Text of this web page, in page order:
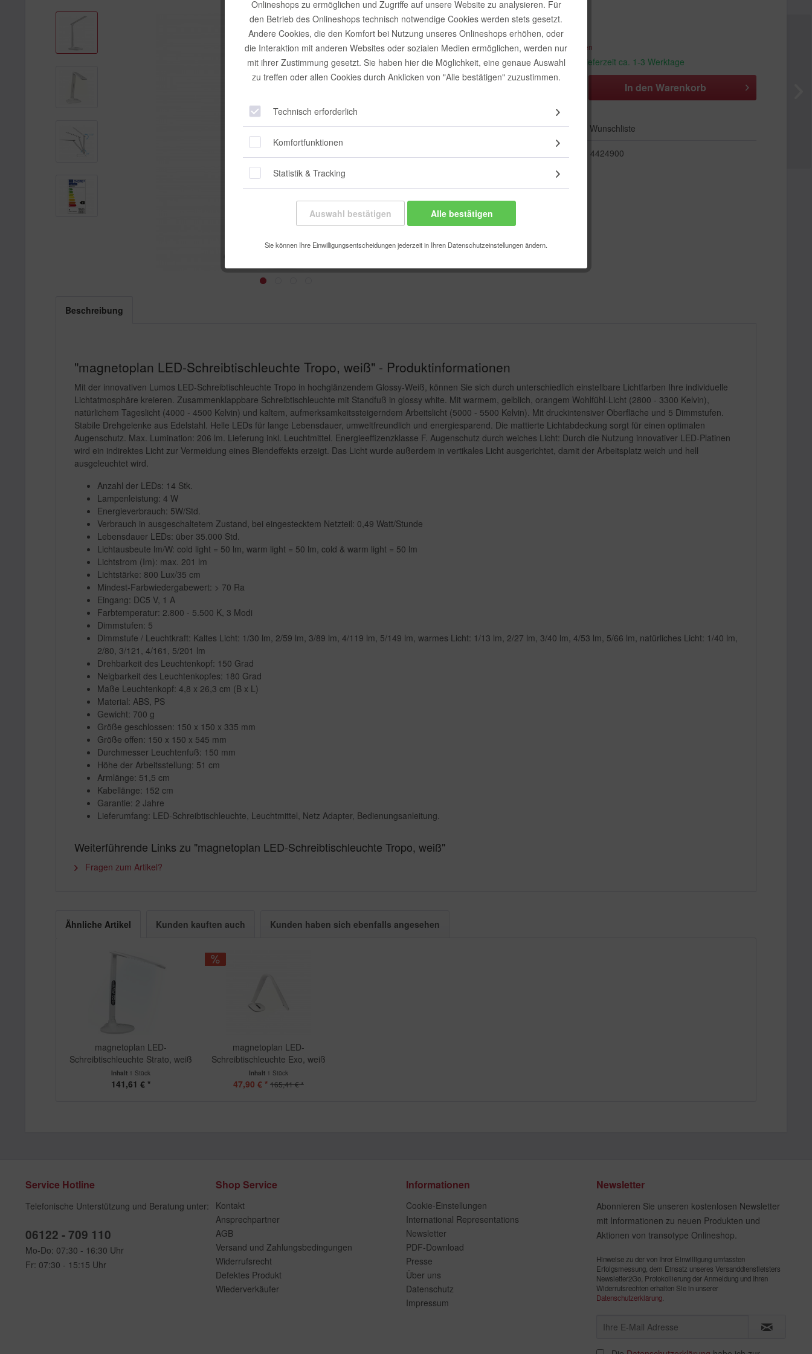
Onlineshops zu ermöglichen und Zugriffe auf unsere Website zu analysieren. Für
den Betrieb des Onlineshops technisch notwendige Cookies werden stets gesetzt.
Andere Cookies, die den Komfort bei Nutzung unseres Onlineshops erhöhen, oder
die Interaktion mit anderen Websites oder sozialen Medien ermöglichen, werden nur
mit ihrer Zustimmung gesetzt. Sie haben hier die Möglichkeit, eine genaue Auswahl
zu treffen oder allen Cookies durch Anklicken von "Alle bestätigen" zuzustimmen.
Technisch erforderlich
Komfortfunktionen
Statistik & Tracking
Auswahl bestätigen Alle bestätigen
Sie können Ihre Einwilligungsentscheidungen jederzeit in Ihren Datenschutzeinstellungen ändern.
82,11 € *
Inhalt:1 Stück
inkl. MwSt.zzgl. Versandkosten
Sofort versandfertig, Lieferzeit ca. 1-3 Werktage
In den Warenkorb
Merken Auf die Wunschliste
4424900
Beschreibung
"magnetoplan LED-Schreibtischleuchte Tropo, weiß" - Produktinformationen
Mit der innovativen Lumos LED-Schreibtischleuchte Tropo in hochglänzendem Glossy-Weiß, können Sie sich durch unterschiedlich einstellbare Lichtfarben Ihre individuelle
Lichtatmosphäre kreieren. Zusammenklappbare Schreibtischleuchte mit Standfuß in glossy white. Mit warmem, gelblich, orangem Wohlfühl-Licht (2800 - 3300 Kelvin),
natürlichem Tageslicht (4000 - 4500 Kelvin) und kaltem, aufmerksamkeitssteigerndem Arbeitslicht (5000 - 5500 Kelvin). Mit druckintensiver Oberfläche und 5 Dimmstufen.
Stabile Drehgelenke aus Edelstahl. Helle LEDs für lange Lebensdauer, umweltfreundlich und energiesparend. Die mattierte Lichtabdeckung sorgt für einen optimalen
Augenschutz. Max. Lumination: 206 lm. Lieferung inkl. Leuchtmittel. Energieeffizenzklasse F. Augenschutz durch weiches Licht: Durch die Nutzung innovativer LED-Platinen
wird ein indirektes Licht zur Vermeidung eines Blendeffekts erzeigt. Das Licht wurde außerdem in vertikales Licht ausgerichtet, damit der Arbeitsplatz weich und hell
ausgeleuchtet wird.
Anzahl der LEDs: 14 Stk.
Lampenleistung: 4 W
Energieverbrauch: 5W/Std.
Verbrauch in ausgeschaltetem Zustand, bei eingestecktem Netzteil: 0,49 Watt/Stunde
Lebensdauer LEDs: über 35.000 Std.
Lichtausbeute lm/W: cold light = 50 lm, warm light = 50 lm, cold & warm light = 50 lm
Lichtstrom (Im): max. 201 lm
Lichtstärke: 800 Lux/35 cm
Mindest-Farbwiedergabewert: > 70 Ra
Eingang: DC5 V, 1 A
Farbtemperatur: 2.800 - 5.500 K, 3 Modi
Dimmstufen: 5
Dimmstufe / Leuchtkraft: Kaltes Licht: 1/30 lm, 2/59 lm, 3/89 lm, 4/119 lm, 5/149 lm, warmes Licht: 1/13 lm, 2/27 lm, 3/40 lm, 4/53 lm, 5/66 lm, natürliches Licht: 1/40 lm,
2/80, 3/121, 4/161, 5/201 lm
Drehbarkeit des Leuchtenkopf: 150 Grad
Neigbarkeit des Leuchtenkopfes: 180 Grad
Maße Leuchtenkopf: 4,8 x 26,3 cm (B x L)
Material: ABS, PS
Gewicht: 700 g
Größe geschlossen: 150 x 150 x 335 mm
Größe offen: 150 x 150 x 545 mm
Durchmesser Leuchtenfuß: 150 mm
Höhe der Arbeitsstellung: 51 cm
Armlänge: 51,5 cm
Kabellänge: 152 cm
Garantie: 2 Jahre
Lieferumfang: LED-Schreibtischleuchte, Leuchtmittel, Netz Adapter, Bedienungsanleitung.
Weiterführende Links zu "magnetoplan LED-Schreibtischleuchte Tropo, weiß"
Fragen zum Artikel?
Ähnliche Artikel Kunden kauften auch Kunden haben sich ebenfalls angesehen
magnetoplan LED-
Schreibtischleuchte Strato, weiß
Inhalt 1 Stück
141,61 € *
magnetoplan LED-
Schreibtischleuchte Exo, weiß
Inhalt 1 Stück
47,90 € * 165,41 € *
Service Hotline
Telefonische Unterstützung und Beratung unter:
06122 - 709 110
Mo-Do: 07:30 - 16:30 Uhr
Fr: 07:30 - 15:15 Uhr
Shop Service
Kontakt
Ansprechpartner
AGB
Versand und Zahlungsbedingungen
Widerrufsrecht
Defektes Produkt
Wiederverkäufer
Informationen
Cookie-Einstellungen
International Representations
Newsletter
PDF-Download
Presse
Über uns
Datenschutz
Impressum
Newsletter
Abonnieren Sie unseren kostenlosen Newsletter
mit Informationen zu neuen Produkten und
Aktionen von transotype Onlineshop.
Hinweise zu der von Ihrer Einwilligung umfassten
Erfolgsmessung, dem Einsatz unseres Versanddienstleisters
Newsletter2Go, Protokollierung der Anmeldung und Ihren
Widerrufsrechten erhalten Sie in unserer
Datenschutzerklärung